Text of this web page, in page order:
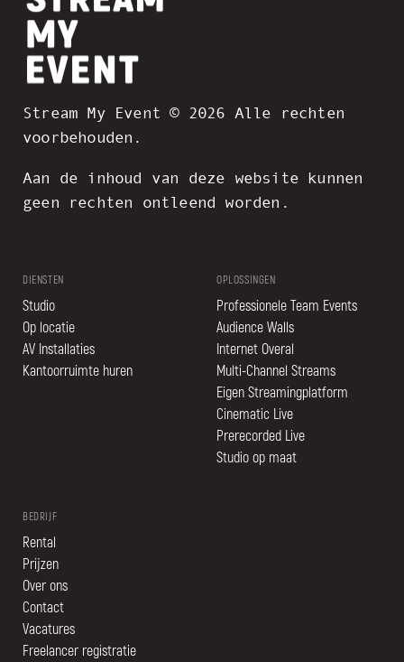
Stream My Event © 2026 Alle rechten
voorbehouden.
Aan de inhoud van deze website kunnen
geen rechten ontleend worden.
DIENSTEN
Studio
Op locatie
AV Installaties
Kantoorruimte huren
OPLOSSINGEN
Professionele Team Events
Audience Walls
Internet Overal
Multi-Channel Streams
Eigen Streamingplatform
Cinematic Live
Prerecorded Live
Studio op maat
BEDRIJF
Rental
Prijzen
Over ons
Contact
Vacatures
Freelancer registratie